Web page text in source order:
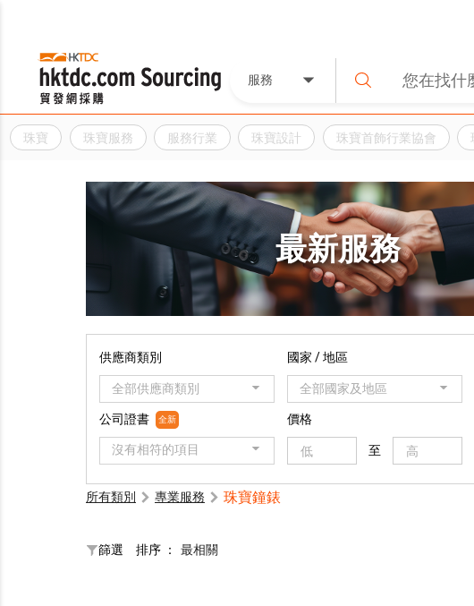
服務
珠寶 珠寶服務 服務行業 珠寶設計 珠寶首飾行業協會
最新服務
供應商類別
全部供應商類別
國家 / 地區
全部國家及地區
公司證書 全新
沒有相符的項目
價格
至
所有類別 專業服務 珠寶鐘錶
篩選 排序 ： 最相關